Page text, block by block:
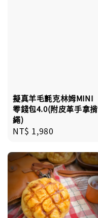
擬真羊毛氈克林姆MINI
零錢包4.0(附皮革手拿揹
繩)
Regular
NT$ 1,980